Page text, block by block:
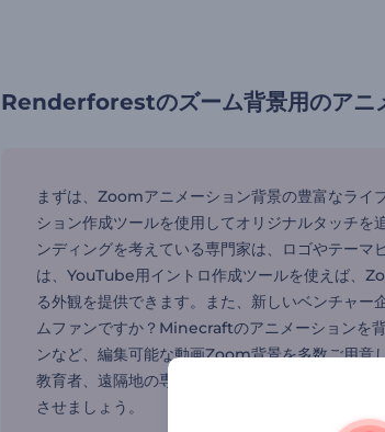
Renderforestのズーム背景用のアニ
まずは、Zoomアニメーション背景の豊富なライ
ション作成ツールを使用してオリジナルタッチ
ンディングを考えている専門家は、ロゴやテー
は、YouTube用イントロ作成ツールを使えば、
る外観を提供できます。また、新しいベンチャ
ムファンですか？Minecraftのアニメーションを
ンなど、編集可能な動画Zoom背景を多数ご用意
教育者、遠隔地の専門家、コンテンツ制作者に
させましょう。